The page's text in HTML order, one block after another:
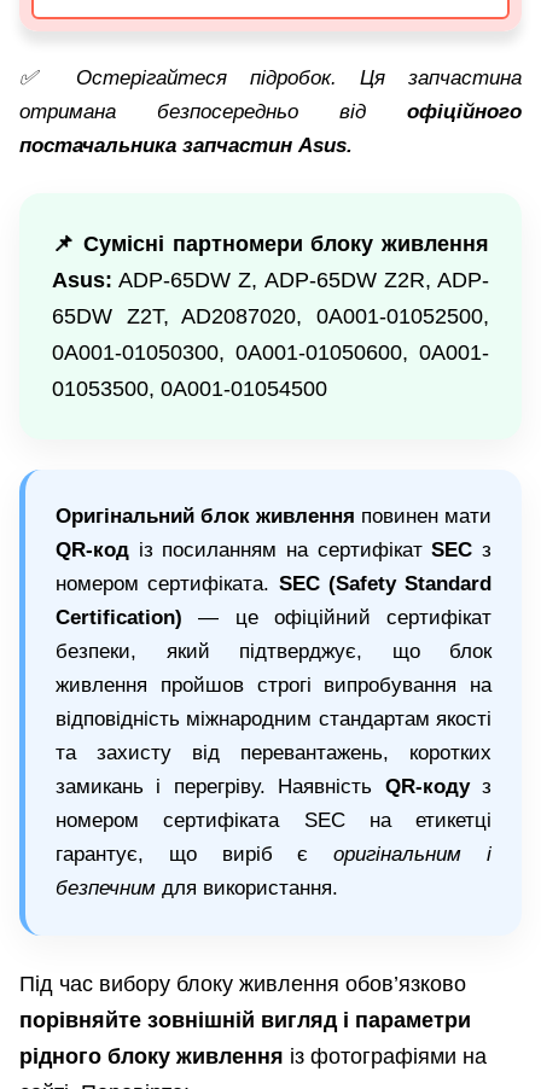
✅ Остерігайтеся підробок. Ця запчастина
отримана безпосередньо від офіційного
постачальника запчастин Asus.
📌 Сумісні партномери блоку живлення
Asus: ADP-65DW Z, ADP-65DW Z2R, ADP-
65DW Z2T, AD2087020, 0A001-01052500,
0A001-01050300, 0A001-01050600, 0A001-
01053500, 0A001-01054500
Оригінальний блок живлення повинен мати
QR-код із посиланням на сертифікатSEC з
номером сертифіката. SEC (Safety Standard
Certification) — це офіційний сертифікат
безпеки, який підтверджує, що блок
живлення пройшов строгі випробування на
відповідність міжнародним стандартам якості
та захисту від перевантажень, коротких
замикань і перегріву. Наявність QR-кодуз
номером сертифіката SEC на етикетці
гарантує, що виріб єоригінальним і
безпечним для використання.
Під час вибору блоку живлення обов’язково
порівняйте зовнішній вигляд і параметри
рідного блоку живлення із фотографіями на